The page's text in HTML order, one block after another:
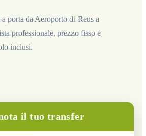
porta da Aeroporto di Reus a
professionale, prezzo fisso e
inclusi.
il tuo transfer